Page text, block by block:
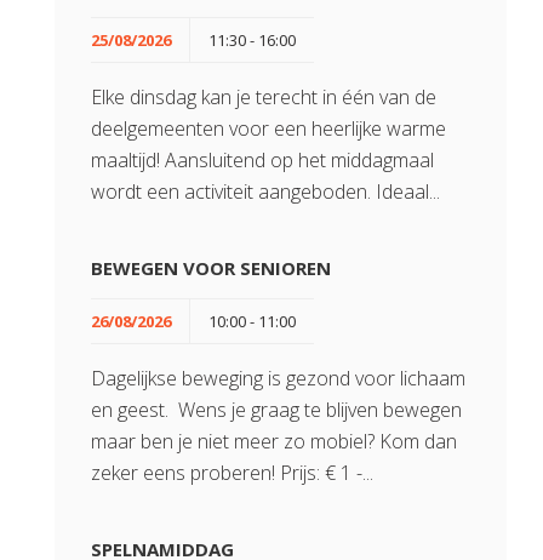
25/08/2026 11:30 - 16:00
Elke dinsdag kan je terecht in één van de
deelgemeenten voor een heerlijke warme
maaltijd! Aansluitend op het middagmaal
wordt een activiteit aangeboden. Ideaal...
BEWEGEN VOOR SENIOREN
26/08/2026 10:00 - 11:00
Dagelijkse beweging is gezond voor lichaam
en geest. Wens je graag te blijven bewegen
maar ben je niet meer zo mobiel? Kom dan
zeker eens proberen! Prijs: € 1 -...
SPELNAMIDDAG